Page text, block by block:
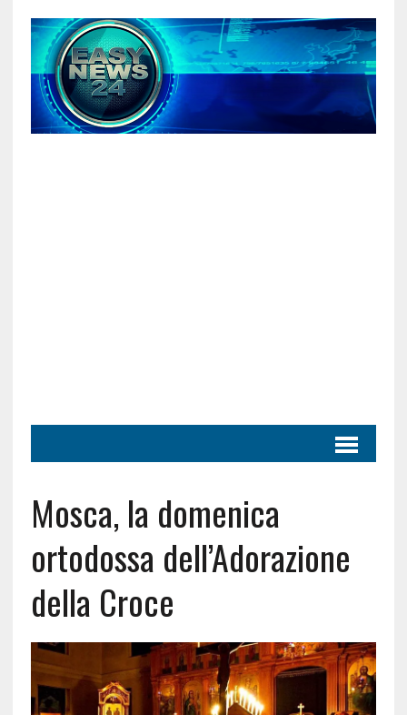
Mosca, la domenica
ortodossa dell’Adorazione
della Croce